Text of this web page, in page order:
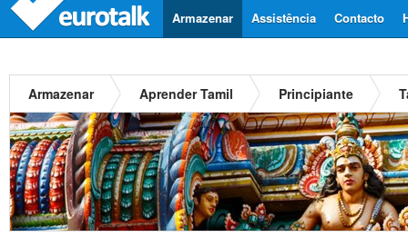
Contacto
Assistência
Armazenar
Armazenar Aprender Tamil Principiante